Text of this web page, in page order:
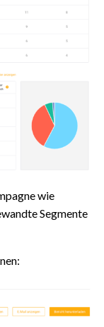
wie
Segmente